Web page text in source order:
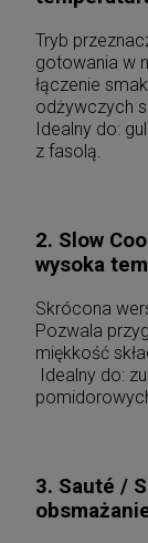
Tryb
gotowania w
łączenie
odżywczych
Idealny do:
z fasolą.
2. Slow
wysoka
Skrócona
Pozwala
miękkość
Idealny do:
3. Sauté /